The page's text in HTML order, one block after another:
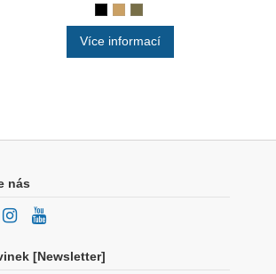
Více informací
nás
[Newsletter]